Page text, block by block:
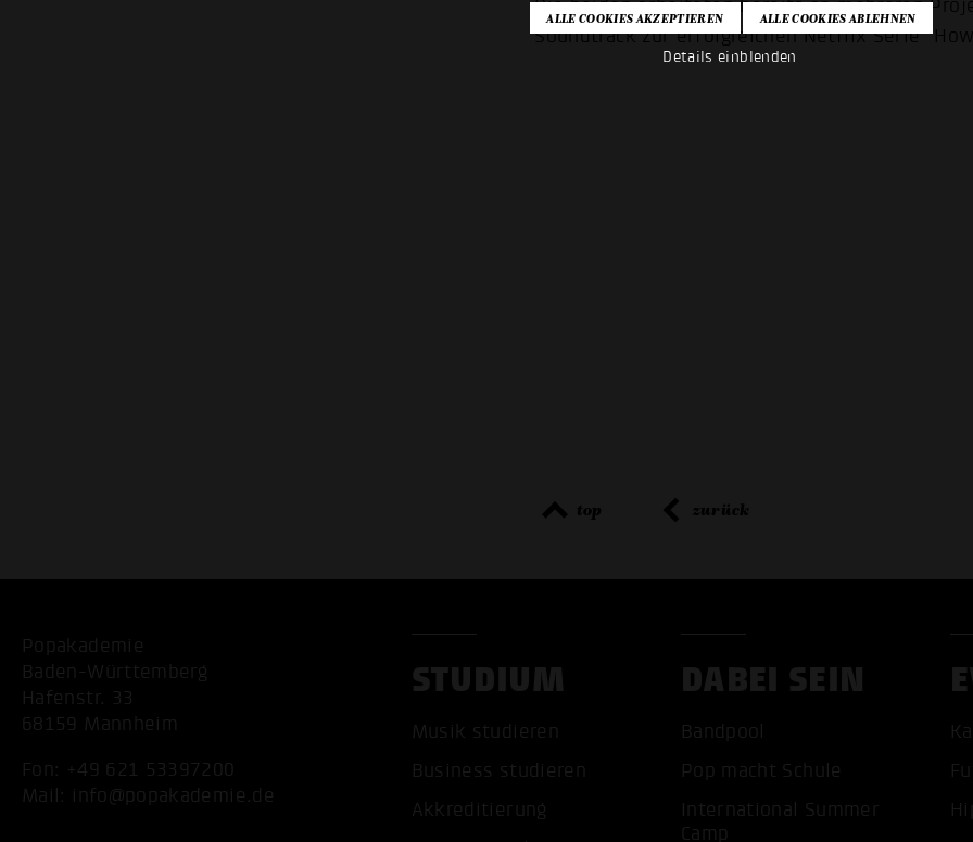
Details einblenden
Die beiden arbeiteten bereits an mehreren
Soundtrack zur erfolgreichen Netflix Serie
top zurück
Popakademie
Baden-Württemberg
Hafenstr. 33
68159 Mannheim
Fon: +49 621 53397200
Mail: info@popakademie.de
STUDIUM
Musik studieren
Business studieren
Akkreditierung
DABEI SEIN
Bandpool
Pop macht Schule
International Summer
Camp